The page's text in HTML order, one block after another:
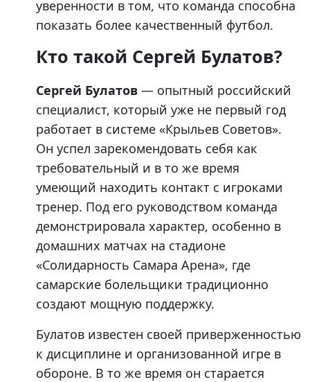
уверенности в том, что команда способна
показать более качественный футбол.
Кто такой Сергей Булатов?
Сергей Булатов — опытный российский
специалист, который уже не первый год
работает в системе «Крыльев Советов».
Он успел зарекомендовать себя как
требовательный и в то же время
умеющий находить контакт с игроками
тренер. Под его руководством команда
демонстрировала характер, особенно в
домашних матчах на стадионе
«Солидарность Самара Арена», где
самарские болельщики традиционно
создают мощную поддержку.
Булатов известен своей приверженностью
к дисциплине и организованной игре в
обороне. В то же время он старается